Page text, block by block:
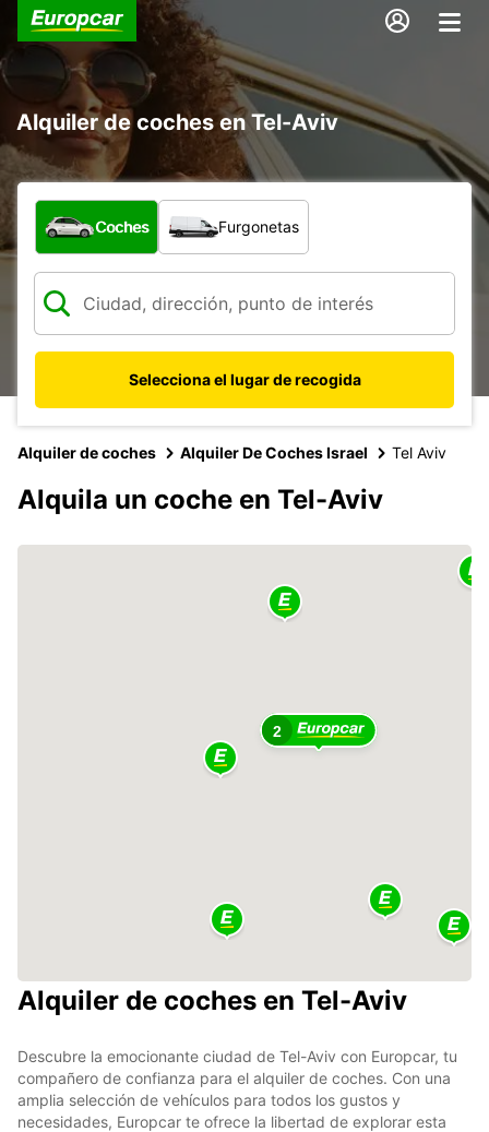
Alquiler de coches en Tel-Aviv
¿Qué tipo de vehículo?
Coches Furgonetas
Selecciona el lugar de recogida
Alquiler de coches Alquiler De Coches Israel Tel Aviv
Alquila un coche en Tel-Aviv
2
Alquiler de coches en Tel-Aviv
Descubre la emocionante ciudad de Tel-Aviv con Europcar, tu
compañero de confianza para el alquiler de coches. Con una
amplia selección de vehículos para todos los gustos y
necesidades, Europcar te ofrece la libertad de explorar esta